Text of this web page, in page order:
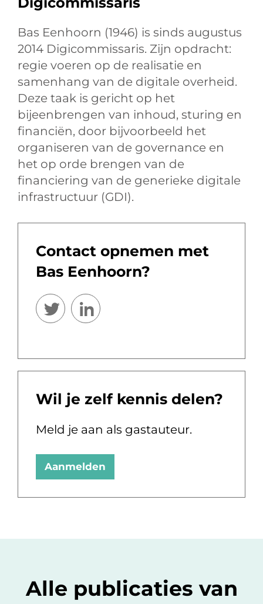
Bas Eenhoorn (1946) is sinds augustus
2014 Digicommissaris. Zijn opdracht:
regie voeren op de realisatie en
samenhang van de digitale overheid.
Deze taak is gericht op het
bijeenbrengen van inhoud, sturing en
financiën, door bijvoorbeeld het
organiseren van de governance en
het op orde brengen van de
financiering van de generieke digitale
infrastructuur (GDI).
Contact opnemen met
Bas Eenhoorn?
Wil je zelf kennis delen?
Meld je aan als gastauteur.
Aanmelden
Alle publicaties van